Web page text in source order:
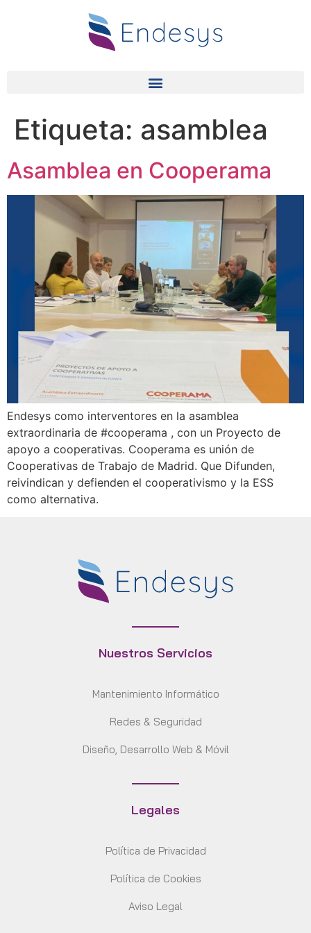
Etiqueta: asamblea
Asamblea en Cooperama
Endesys como interventores en la asamblea
extraordinaria de #cooperama , con un Proyecto de
apoyo a cooperativas. Cooperama es unión de
Cooperativas de Trabajo de Madrid. Que Difunden,
reivindican y defienden el cooperativismo y la ESS
como alternativa.
Nuestros Servicios
Mantenimiento Informático
Redes & Seguridad
Diseño, Desarrollo Web & Móvil
Legales
Política de Privacidad
Política de Cookies
Aviso Legal